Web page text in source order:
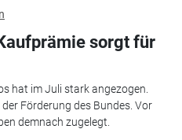
sorgt für
hat im Juli stark angezogen.
Förderung des Bundes. Vor
demnach zugelegt.